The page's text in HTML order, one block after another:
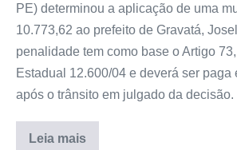
PE) determinou a aplicação de uma
10.773,62 ao prefeito de Gravatá,
penalidade tem como base o Artigo
Estadual 12.600/04 e deverá ser paga
após o trânsito em julgado da
Leia mais